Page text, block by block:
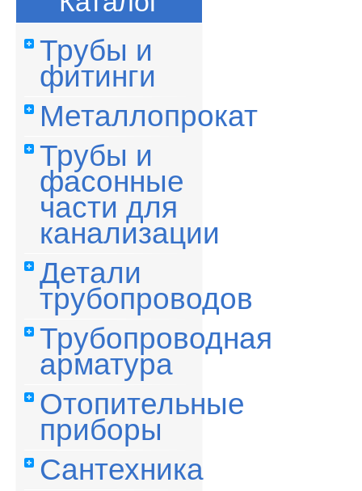
Трубы и
фитинги
Металлопрокат
Трубы и
фасонные
части для
канализации
Детали
трубопроводов
Трубопроводная
арматура
Отопительные
приборы
Сантехника